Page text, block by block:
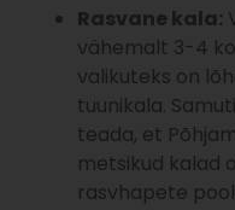
Rasvane kala:
vähemalt 3-4
valikuteks on
tuunikala.
teada, et
metsikud kalad
rasvhapete